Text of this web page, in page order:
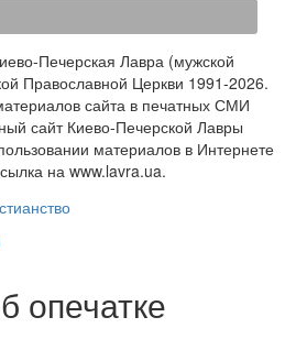
Печерская Лавра (мужской
Православной Церкви 1991-2026.
сайта в печатных СМИ
сайт Киево-Печерской Лавры
материалов в Интернете
на www.lavra.ua.
опечатке